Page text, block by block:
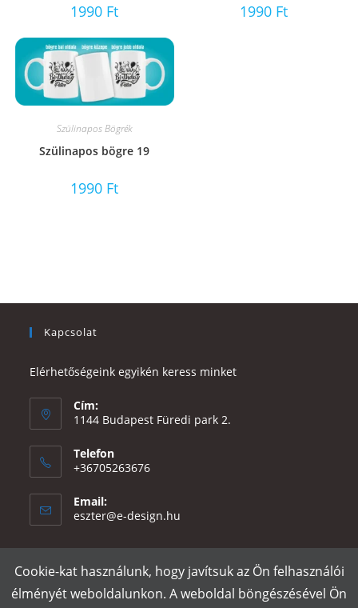
1990 Ft 1990 Ft
Szülinapos Bögrék
Szülinapos bögre 19
1990 Ft
Kapcsolat
Elérhetőségeink egyikén keress minket
Cím:
1144 Budapest Füredi park 2.
Telefon
+36705263676
Email:
eszter@e-design.hu
Rólunk Szállítás és fizetés Adatvédelmi tájékoztató
ÁSZF
Cookie-kat használunk, hogy javítsuk az Ön felhasználói
élményét weboldalunkon. A weboldal böngészésével Ön